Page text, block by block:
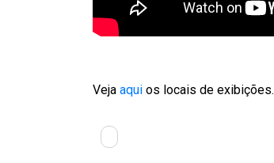
Veja aqui os locais de exibições.